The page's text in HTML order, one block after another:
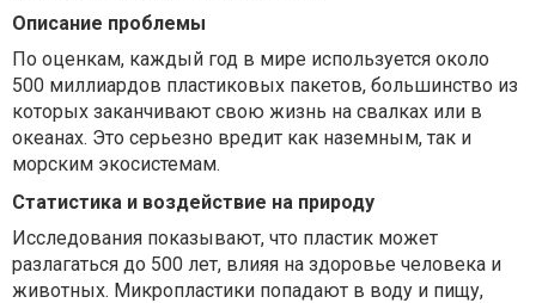
Описание проблемы
По оценкам, каждый год в мире используется около
500 миллиардов пластиковых пакетов, большинство из
которых заканчивают свою жизнь на свалках или в
океанах. Это серьезно вредит как наземным, так и
морским экосистемам.
Статистика и воздействие на природу
Исследования показывают, что пластик может
разлагаться до 500 лет, влияя на здоровье человека и
животных. Микропластики попадают в воду и пищу,